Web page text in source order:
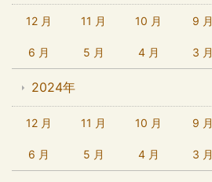
12 月 11 月 10 月 9 月
6 月 5 月 4 月 3 月
2024年
12 月 11 月 10 月 9 月
6 月 5 月 4 月 3 月